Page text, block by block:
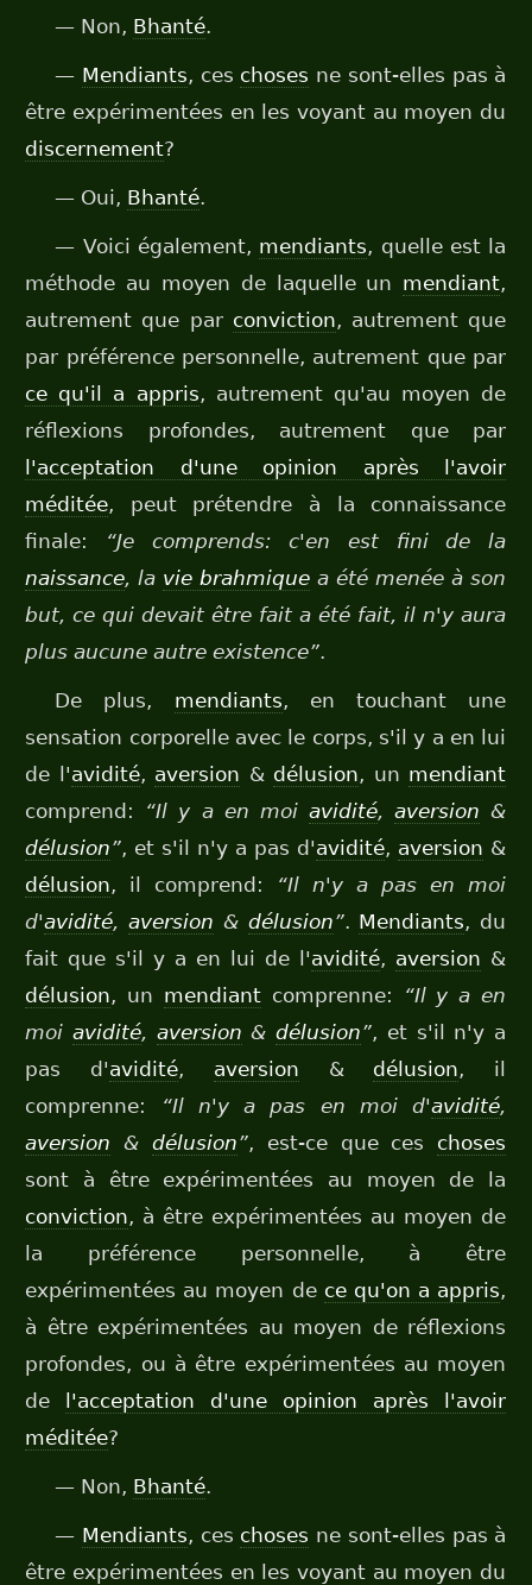
— Non, Bhanté.
— Mendiants, ces choses ne sont-elles pas à
être expérimentées en les voyant au moyen du
discernement?
— Oui, Bhanté.
— Voici également, mendiants, quelle est la
méthode au moyen de laquelle un mendiant,
autrement que par conviction, autrement que
par préférence personnelle, autrement que par
ce qu'il a appris, autrement qu'au moyen de
réflexions profondes, autrement que par
l'acceptation d'une opinion après l'avoir
méditée, peut prétendre à la connaissance
finale:
“Je comprends: c'en est fini de la
naissance, la vie brahmique a été menée à son
but, ce qui devait être fait a été fait, il n'y aura
plus aucune autre existence”.
De plus, mendiants, en touchant une
sensation corporelle avec le corps, s'il y a en lui
de l'avidité, aversion & délusion, un mendiant
comprend: “Il y a en moi avidité,aversion &
délusion”, et s'il n'y a pas d'avidité, aversion &
délusion, il comprend: “Il n'y a pas en moi
d'avidité,aversion & délusion”. Mendiants, du
fait que s'il y a en lui de l'avidité, aversion &
délusion, un mendiantcomprenne:
“Il y a en
moi avidité, aversion &délusion”, et s'il n'y a
pas d'avidité, aversion & délusion, il
comprenne:
“Il n'y a pas en moi d'avidité,
aversion & délusion”, est-ce que ces choses
sont à être expérimentées au moyen de la
conviction, à être expérimentées au moyen de
la préférence personnelle, à être
expérimentées au moyen de ce qu'on a appris,
à être expérimentées au moyen de réflexions
profondes, ou à être expérimentées au moyen
de
l'acceptation d'une opinion après l'avoir
méditée?
— Non, Bhanté.
— Mendiants, ces choses ne sont-elles pas à
être expérimentées en les voyant au moyen du